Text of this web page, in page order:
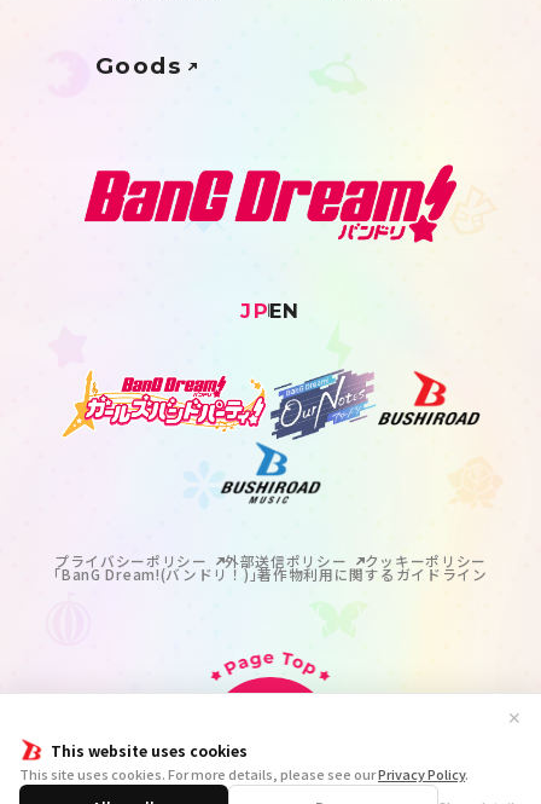
This website uses cookies
This site uses cookies. For more details, please see ourPrivacy Policy.
✕
Goods
JPEN
プライバシーポリシー 外部送信ポリシー クッキーポリシー
｢BanG Dream!(バンドリ！)｣著作物利用に関するガイドライン
掲載の記事・写真・イラスト等のすべてのコンテンツの
無断複写・転載を禁じます。